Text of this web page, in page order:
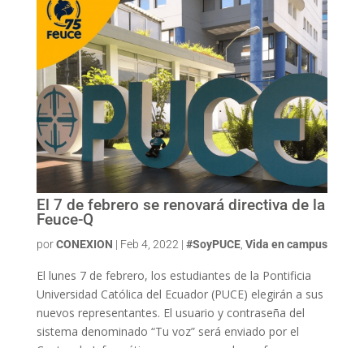
El 7 de febrero se renovará directiva de la
Feuce-Q
porCONEXION | Feb 4, 2022 | #SoyPUCE, Vida en campus
El lunes 7 de febrero, los estudiantes de la Pontificia
Universidad Católica del Ecuador (PUCE) elegirán a sus
nuevos representantes. El usuario y contraseña del
sistema denominado “Tu voz” será enviado por el